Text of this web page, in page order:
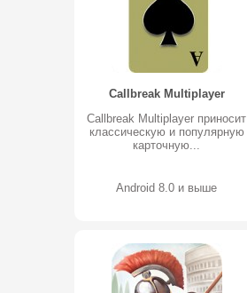
Callbreak Multiplayer
Callbreak Multiplayer приносит
классическую и популярную
карточную...
Android 8.0 и выше